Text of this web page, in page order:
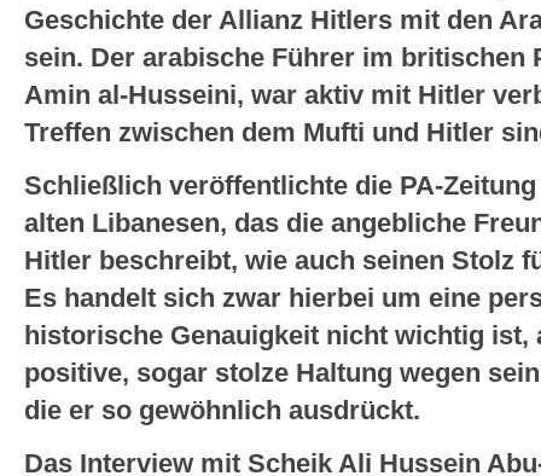
Geschichte der Allianz Hitlers mit den
sein. Der arabische Führer im britischen
Amin al-Husseini, war aktiv mit Hitler
Treffen zwischen dem Mufti und Hitler
Schließlich veröffentlichte die PA-
alten Libanesen, das die angebliche
Hitler beschreibt, wie auch seinen Stolz
Es handelt sich zwar hierbei um eine
historische Genauigkeit nicht wichtig ist,
positive, sogar stolze Haltung wegen
die er so gewöhnlich ausdrückt.
Das Interview mit Scheik Ali Hussein